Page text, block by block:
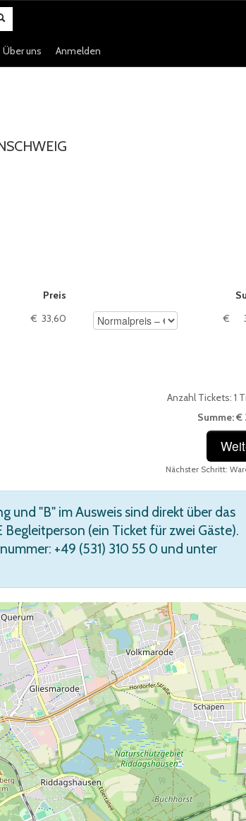
Über uns Anmelden
Preis
sind Preisoptionen verfügbar. Preisoptionen müssen
€ 33,60 €
Anzahl Tickets: 1
Summe:€
Nächster Schritt:
und "B" im Ausweis sind direkt über das
(ein Ticket für zwei Gäste).
+49 (531) 310 55 0 und unter